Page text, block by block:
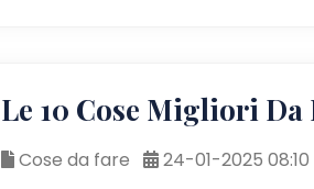
Le 10 Cose Migliori Da
Cose da fare 24-01-2025 08:10